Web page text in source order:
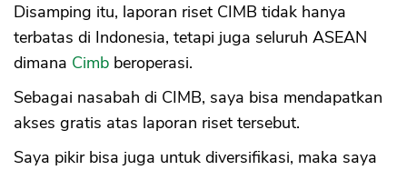
Disamping itu, laporan riset CIMB tidak hanya
terbatas di Indonesia, tetapi juga seluruh ASEAN
dimana Cimb beroperasi.
Sebagai nasabah di CIMB, saya bisa mendapatkan
akses gratis atas laporan riset tersebut.
Saya pikir bisa juga untuk diversifikasi, maka saya